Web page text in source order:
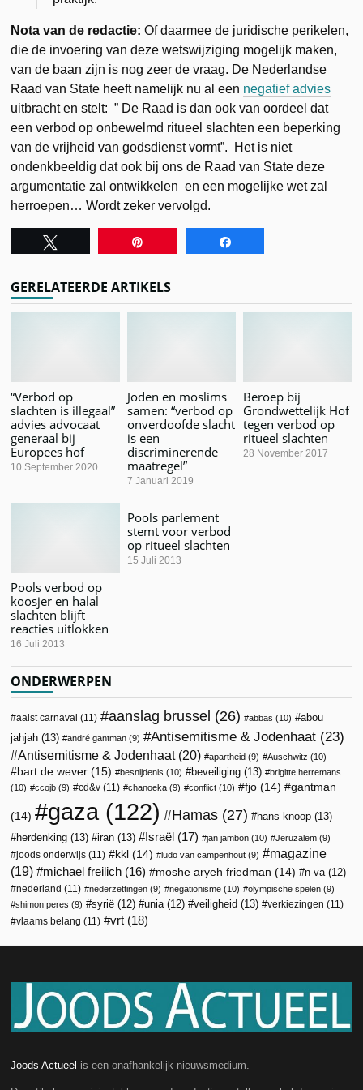
Nota van de redactie:Of daarmee de juridische perikelen,
die de invoering van deze wetswijziging mogelijk maken,
van de baan zijn is nog zeer de vraag. De Nederlandse
Raad van State heeft namelijk nu al een negatief advies
uitbracht en stelt: ” De Raad is dan ook van oordeel dat
een verbod op onbewelmd ritueel slachten een beperking
van de vrijheid van godsdienst vormt”. Het is niet
ondenkbeeldig dat ook bij ons de Raad van State deze
argumentatie zal ontwikkelen en een mogelijke wet zal
herroepen… Wordt zeker vervolgd.
GERELATEERDE ARTIKELS
“Verbod op
slachten is illegaal”
advies advocaat
generaal bij
Europees hof
10 September 2020
Joden en moslims
samen: “verbod op
onverdoofde slacht
is een
discriminerende
maatregel”
7 Januari 2019
Beroep bij
Grondwettelijk Hof
tegen verbod op
ritueel slachten
28 November 2017
Pools verbod op
koosjer en halal
slachten blijft
reacties uitlokken
16 Juli 2013
Pools parlement
stemt voor verbod
op ritueel slachten
15 Juli 2013
ONDERWERPEN
aalst carnaval (11) aanslag brussel (26) abbas (10)
abou
jahjah (13) andré gantman (9) Antisemitisme & Jodenhaat (23)
Antisemitisme & Jodenhaat(20) apartheid (9) Auschwitz (10)
bart de wever (15) besnijdenis (10) beveiliging (13)
brigitte herremans
(10)
ccojb (9) cd&v (11) chanoeka (9) conflict (10) fjo (14) gantman
(14) gaza(122) Hamas (27) hans knoop (13)
herdenking (13) iran (13) Israël (17) jan jambon (10) Jeruzalem (9)
joods onderwijs (11) kkl (14) ludo van campenhout (9)
magazine
(19)
michael freilich (16) moshe aryeh friedman (14) n-va(12)
nederland (11) nederzettingen (9) negationisme (10) olympische spelen (9)
shimon peres (9) syrië (12) unia(12) veiligheid (13) verkiezingen (11)
vlaams belang (11) vrt (18)
Joods Actueel is een onafhankelijk nieuwsmedium.